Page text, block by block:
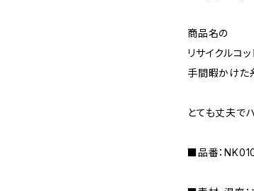
商品名の
リサイクルコ
手間暇かけた
とても丈夫で
■品番：